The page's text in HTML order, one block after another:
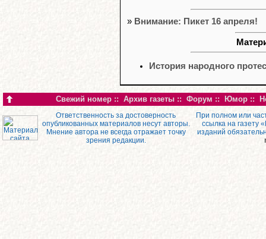
» Внимание: Пикет 16 апреля!
История народного
Свежий номер :: Архив газеты :: Форум :: Юмор ::
Ответственность за достоверность
опубликованных материалов несут авторы.
Мнение автора не всегда отражает точку
зрения редакции.
При полном или
ссылка на газету
изданий